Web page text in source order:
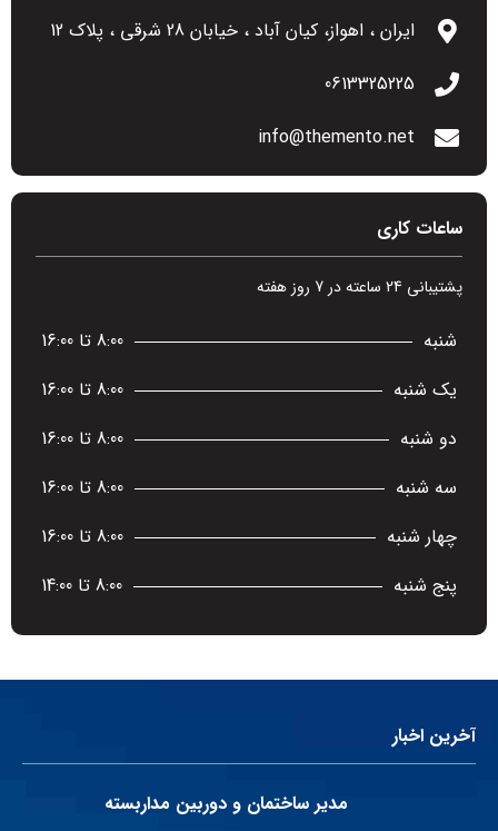
ایران ، اهواز، کیان آباد ، خیابان 28 شرقی ، پلاک 12
0613325225
info@themento.net
ساعات کاری
پشتیبانی 24 ساعته در 7 روز هفته
شنبه
8:00 تا 16:00
یک شنبه
8:00 تا 16:00
دو شنبه
8:00 تا 16:00
سه شنبه
8:00 تا 16:00
چهار شنبه
8:00 تا 16:00
پنج شنبه
8:00 تا 14:00
آخرین اخبار
مدیر ساختمان و دوربین مداربسته